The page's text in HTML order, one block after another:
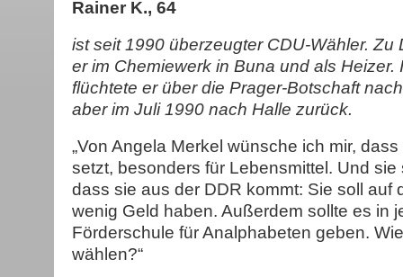
Rainer K., 64
ist seit 1990 überzeugter CDU-Wähler. Zu
er im Chemiewerk in Buna und als Heizer.
flüchtete er über die Prager-Botschaft
aber im Juli 1990 nach Halle zurück.
„Von Angela Merkel wünsche ich mir,
setzt, besonders für Lebensmittel. Und
dass sie aus der DDR kommt: Sie soll auf
wenig Geld haben. Außerdem sollte es in
Förderschule für Analphabeten geben.
wählen?“